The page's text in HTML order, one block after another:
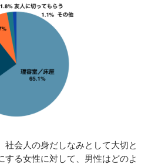
会人の身だしなみとして大切と
する女性に対して、男性はどのよ